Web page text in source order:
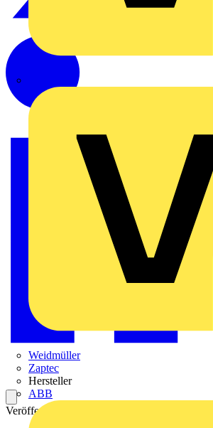
Weidmüller
Zaptec
Hersteller
ABB
Veröffentlicht: 13. September 2021